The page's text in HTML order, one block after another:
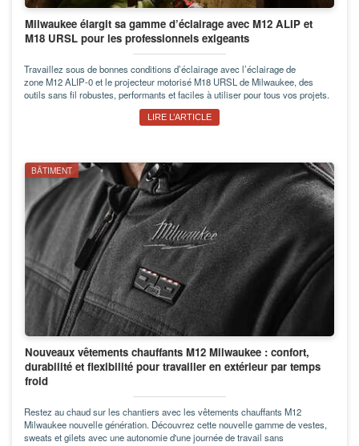
Milwaukee élargit sa gamme d’éclairage avec M12 ALIP et
M18 URSL pour les professionnels exigeants
Travaillez sous de bonnes conditions d’éclairage avec l’éclairage de
zone M12 ALIP-0 et le projecteur motorisé M18 URSL de Milwaukee, des
outils sans fil robustes, performants et faciles à utiliser pour tous vos projets.
LIRE L’ARTICLE
BÂTIMENT
Nouveaux vêtements chauffants M12 Milwaukee : confort,
durabilité et flexibilité pour travailler en extérieur par temps
froid
Restez au chaud sur les chantiers avec les vêtements chauffants M12
Milwaukee nouvelle génération. Découvrez cette nouvelle gamme de vestes,
sweats et gilets avec une autonomie d'une journée de travail sans